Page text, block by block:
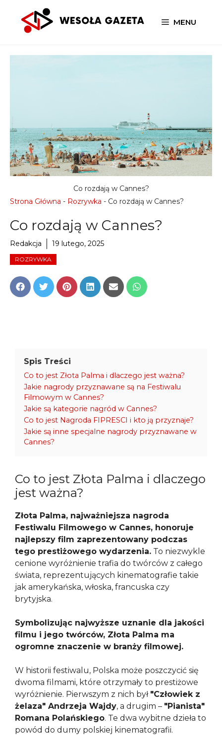
MENU
Strona Główna - Rozrywka - Co rozdają w Cannes?
Co rozdają w Cannes?
Redakcja 19 lutego, 2025
ROZRYWKA
Share
on
Share
on
Share
on
Share
on
Share
on
Share
on
Co rozdają w Cannes?
Spis Treści
Co to jest Złota Palma i dlaczego jest ważna?
Jakie nagrody przyznawane są na Festiwalu
Filmowym w Cannes?
Jakie są kategorie nagród w Cannes?
Co to jest Nagroda FIPRESCI i kto ją przyznaje?
Jakie są inne specjalne nagrody przyznawane w
Cannes?
Co to jest Złota Palma i dlaczego
jest ważna?
Złota Palma, najważniejsza nagroda
Festiwalu Filmowego w Cannes, honoruje
najlepszy film zaprezentowany podczas
tego prestiżowego wydarzenia. To niezwykle
cenione wyróżnienie trafia do twórców z całego
świata, reprezentujących kinematografie takie
jak amerykańska, włoska, francuska czy
brytyjska.
Symbolizując najwyższe uznanie dla jakości
filmu i jego twórców, Złota Palma ma
ogromne znaczenie w branży filmowej.
W historii festiwalu, Polska może poszczycić się
dwoma filmami, które otrzymały to prestiżowe
wyróżnienie. Pierwszym z nich był "Człowiek z
żelaza" Andrzeja Wajdy, a drugim – "Pianista"
Romana Polańskiego. Te dwa wybitne dzieła to
powód do dumy polskiej kinematografii.